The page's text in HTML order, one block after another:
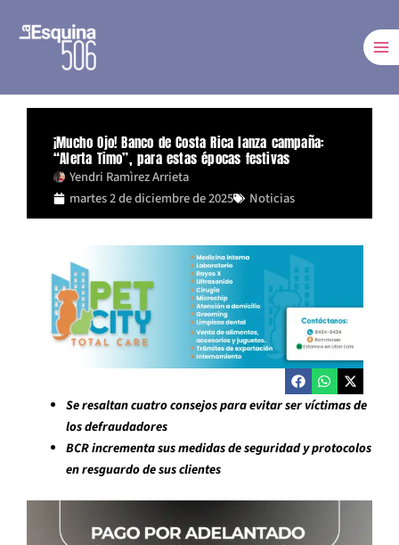
¡Mucho Ojo! Banco de Costa Rica lanza campaña:
“Alerta Timo”, para estas épocas festivas
Yendri Ramìrez Arrieta
martes 2 de diciembre de 2025
Noticias
Se resaltan cuatro consejos para evitar ser víctimas de
los defraudadores
BCR incrementa sus medidas de seguridad y protocolos
en resguardo de sus clientes